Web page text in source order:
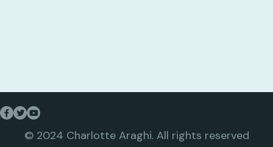
© 2024 Charlotte Araghi. All rights reserved